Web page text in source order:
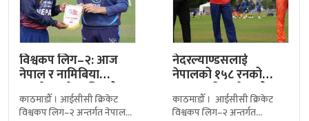
विश्वकप लिग–२: आज
नेपाल र नामिबिया
आमनेसामने, अघिल्लो
हारको बदला…
काठमाडौँ । आईसीसी क्रिकेट
विश्वकप लिग–२ अन्तर्गत नेपालले
नेदरल्याण्डसलाई
नेपालको १५८ रनको
लक्ष्य, आरिफ शेखको
सर्वाधिक ४१ रन
काठमाडौँ । आईसीसी क्रिकेट
विश्वकप लिग–२ अन्तर्गत